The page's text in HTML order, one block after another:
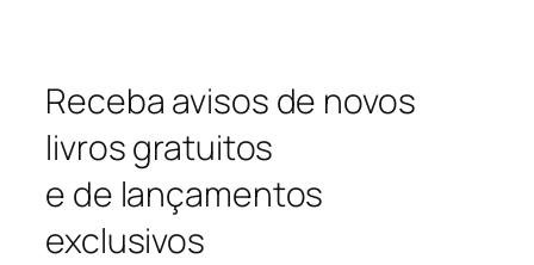
Receba avisos de novos
livros gratuitos
e de lançamentos
exclusivos